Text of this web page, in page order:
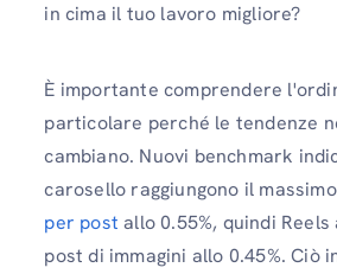
in cima il tuo lavoro migliore?
È importante comprendere
particolare perché le tendenze
cambiano. Nuovi benchmark
carosello raggiungono il massimo
per post allo 0.55%, quindi Reels
post di immagini allo 0.45%. Ciò